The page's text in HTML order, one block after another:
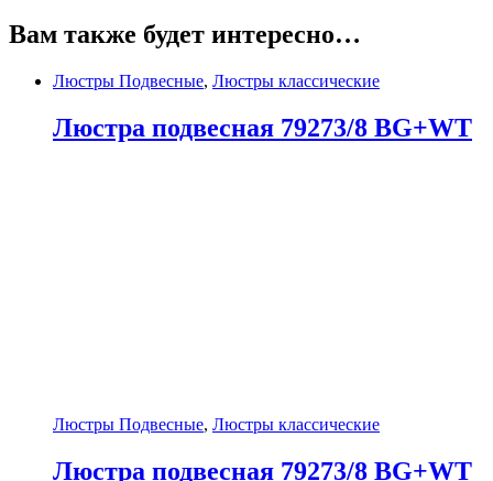
Вам также будет интересно…
Люстры Подвесные, Люстры классические
Люстра подвесная 79273/8 BG+WT
Люстры Подвесные, Люстры классические
Люстра подвесная 79273/8 BG+WT